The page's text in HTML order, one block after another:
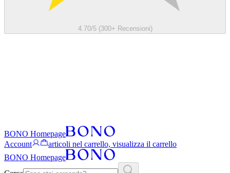
4.70/5 (300+ Recensioni)
BONO Homepage
Account
articoli nel carrello, visualizza il carrello
BONO Homepage